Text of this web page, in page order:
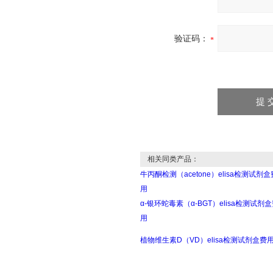
验证码：
相关同类产品：
牛丙酮检测（acetone）elisa检测试剂盒
用
α-银环蛇毒素（α-BGT）elisa检测试剂
用
植物维生素D（VD）elisa检测试剂盒费